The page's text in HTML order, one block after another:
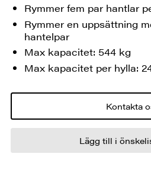
Rymmer fem par hantlar
Rymmer en uppsättning
hantelpar
Max kapacitet: 544 kg
Max kapacitet per hylla:
Kontakta
Lägg till i